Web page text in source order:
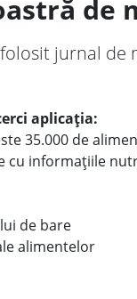
de
jurnal de
aplicația:
35.000 de
cu informațiile
de bare
alimentelor